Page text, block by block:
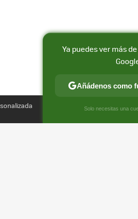
Compartir
X
Ya puedes ver más
Añádenos como
Solo necesitas una